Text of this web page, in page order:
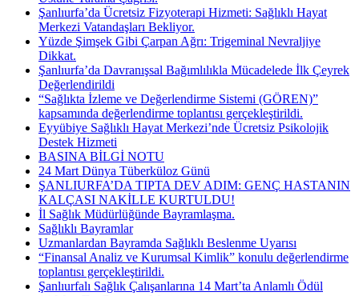
Şanlıurfa’da Ücretsiz Fizyoterapi Hizmeti: Sağlıklı Hayat
Merkezi Vatandaşları Bekliyor.
Yüzde Şimşek Gibi Çarpan Ağrı: Trigeminal Nevraljiye
Dikkat.
Şanlıurfa’da Davranışsal Bağımlılıkla Mücadelede İlk Çeyrek
Değerlendirildi
“Sağlıkta İzleme ve Değerlendirme Sistemi (GÖREN)”
kapsamında değerlendirme toplantısı gerçekleştirildi.
Eyyübiye Sağlıklı Hayat Merkezi’nde Ücretsiz Psikolojik
Destek Hizmeti
BASINA BİLGİ NOTU
24 Mart Dünya Tüberküloz Günü
ŞANLIURFA’DA TIPTA DEV ADIM: GENÇ HASTANIN
KALÇASI NAKİLLE KURTULDU!
İl Sağlık Müdürlüğünde Bayramlaşma.
Sağlıklı Bayramlar
Uzmanlardan Bayramda Sağlıklı Beslenme Uyarısı
“Finansal Analiz ve Kurumsal Kimlik” konulu değerlendirme
toplantısı gerçekleştirildi.
Şanlıurfalı Sağlık Çalışanlarına 14 Mart’ta Anlamlı Ödül